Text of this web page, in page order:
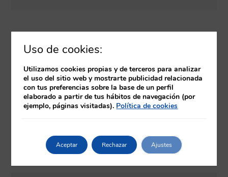
Temario
Matrícula y diploma
Objetivos
Equipo docente
Uso de cookies:
Utilizamos cookies propias y de terceros para analizar
el uso del sitio web y mostrarte publicidad relacionada
con tus preferencias sobre la base de un perfil
elaborado a partir de tus hábitos de navegación (por
ejemplo, páginas visitadas). Política de cookies
Aceptar Rechazar Ajustes